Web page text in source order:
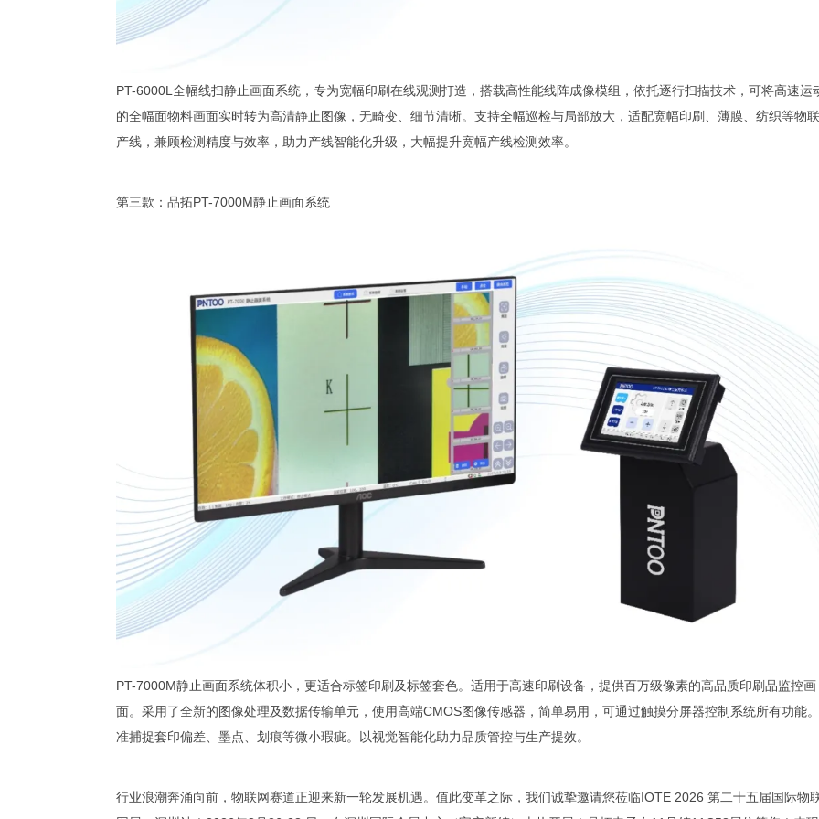
PT-6000L全幅线扫静止画面系统，专为宽幅印刷在线观测打造，搭载高性能线阵成像模组，依托逐行扫描技术，可将高速运
的全幅面物料画面实时转为高清静止图像，无畸变、细节清晰。支持全幅巡检与局部放大，适配宽幅印刷、薄膜、纺织等物
产线，兼顾检测精度与效率，助力产线智能化升级，大幅提升宽幅产线检测效率。
第三款：品拓PT-7000M静止画面系统
PT-7000M静止画面系统体积小，更适合标签印刷及标签套色。适用于高速印刷设备，提供百万级像素的高品质印刷品监控画
面。采用了全新的图像处理及数据传输单元，使用高端CMOS图像传感器，简单易用，可通过触摸分屏器控制系统所有功能
准捕捉套印偏差、墨点、划痕等微小瑕疵。以视觉智能化助力品质管控与生产提效。
行业浪潮奔涌向前，物联网赛道正迎来新一轮发展机遇。值此变革之际，我们诚挚邀请您莅临IOTE 2026 第二十五届国际物